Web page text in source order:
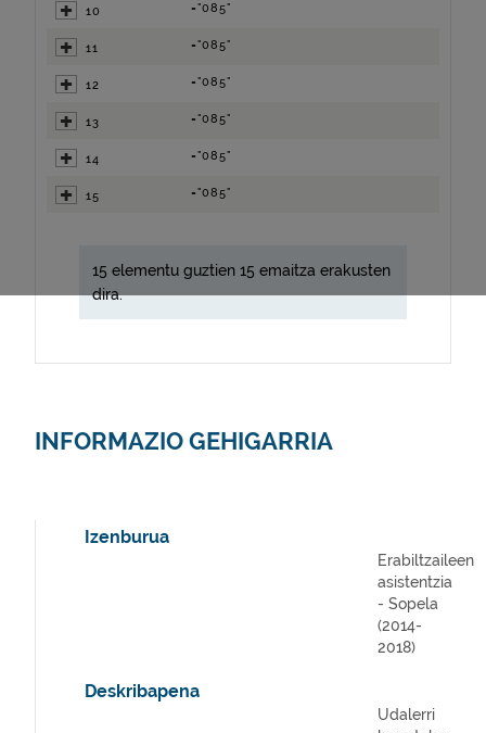
10 ="085"
11 ="085"
12 ="085"
13 ="085"
14 ="085"
15 ="085"
15 elementu guztien 15 emaitza erakusten
dira.
INFORMAZIO GEHIGARRIA
Izenburua
Erabiltzaileen
asistentzia
- Sopela
(2014-
2018)
Deskribapena
Udalerri